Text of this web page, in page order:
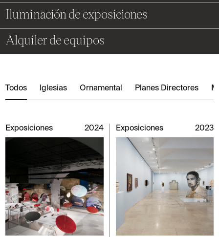
en la redacción de planes directores en Conjuntos
Históricos. La iluminación ornamental, el tratamiento
históricos, la iluminación museográfica, iluminación en
edificios BIC, las instalaciones efímeras o el diseño de
luminarias adaptadas a espacios singulares forman parte
Intervento realiza estudios de compatibilidad de la luz
natural con los requerimientos de conservación de los
Bienes Culturales, auditorías sobre sistemas de
iluminación ya existentes, asesorías sobre iluminación
Iluminación de exposiciones
Intervento cuenta con un equipo de personas
especializadas en la iluminación de exposiciones que
además gestiona y mantiene las dotaciones de
Alquiler de equipos
necesidades temporales de cualquier evento expositivo.
Todos Iglesias Ornamental Planes Directores
Exposiciones 2024 Exposiciones 2023